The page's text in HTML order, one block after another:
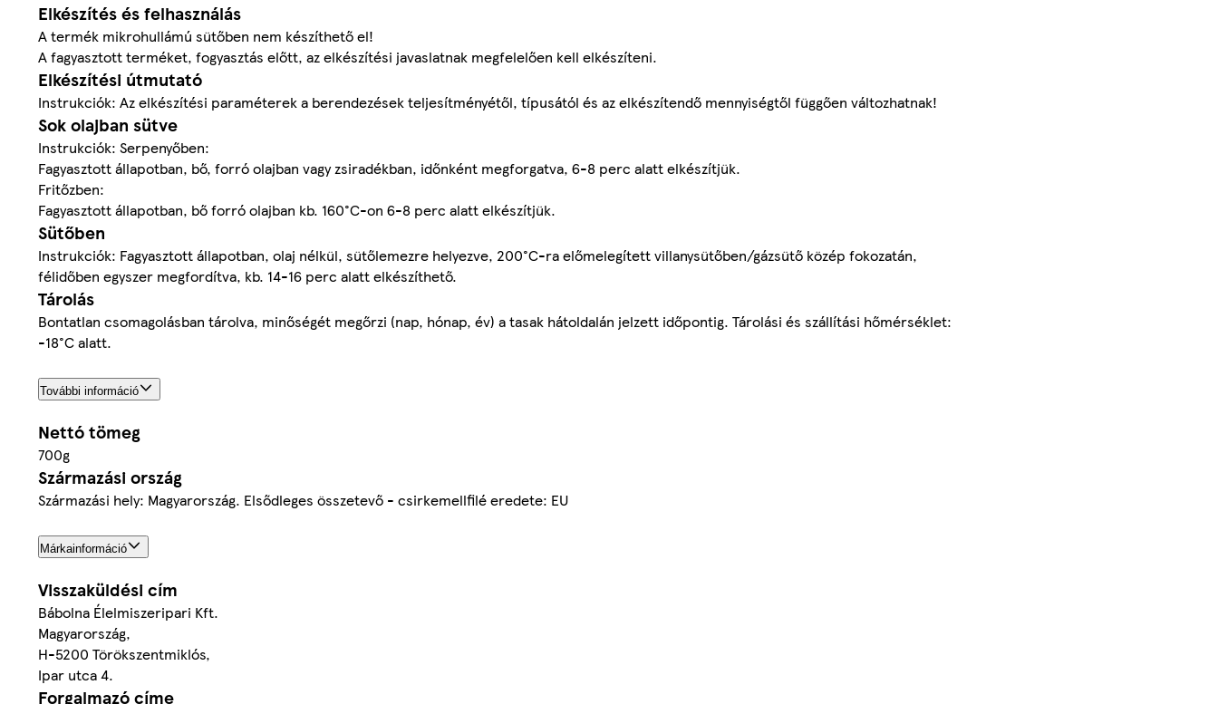
Elkészítés és felhasználás
A termék mikrohullámú sütőben nem készíthető el!
A fagyasztott terméket, fogyasztás előtt, az elkészítési javaslatnak megfelelően kell elkészíteni.
Elkészítési útmutató
Instrukciók: Az elkészítési paraméterek a berendezések teljesítményétől, típusától és az elkészítendő mennyiségtől függően változhatnak!
Sok olajban sütve
Instrukciók: Serpenyőben:
Fagyasztott állapotban, bő, forró olajban vagy zsiradékban, időnként megforgatva, 6-8 perc alatt elkészítjük.
Fritőzben:
Fagyasztott állapotban, bő forró olajban kb. 160°C-on 6-8 perc alatt elkészítjük.
Sütőben
Instrukciók: Fagyasztott állapotban, olaj nélkül, sütőlemezre helyezve, 200°C-ra előmelegített villanysütőben/gázsütő közép fokozatán,
félidőben egyszer megfordítva, kb. 14-16 perc alatt elkészíthető.
Tárolás
Bontatlan csomagolásban tárolva, minőségét megőrzi (nap, hónap, év) a tasak hátoldalán jelzett időpontig. Tárolási és szállítási hőmérséklet:
-18°C alatt.
További információ
Nettó tömeg
700g
Származási ország
Származási hely: Magyarország. Elsődleges összetevő - csirkemellfilé eredete: EU
Márkainformáció
Visszaküldési cím
Bábolna Élelmiszeripari Kft.
Magyarország,
H-5200 Törökszentmiklós,
Ipar utca 4.
Forgalmazó címe